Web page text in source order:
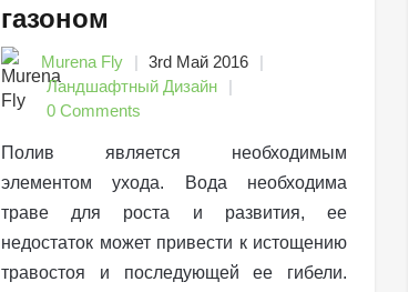
газоном
Murena Fly
3rd Май 2016
Ландшафтный Дизайн
0 Comments
Полив является необходимым
элементом ухода. Вода необходима
траве для роста и развития, ее
недостаток может привести к истощению
травостоя и последующей ее гибели.